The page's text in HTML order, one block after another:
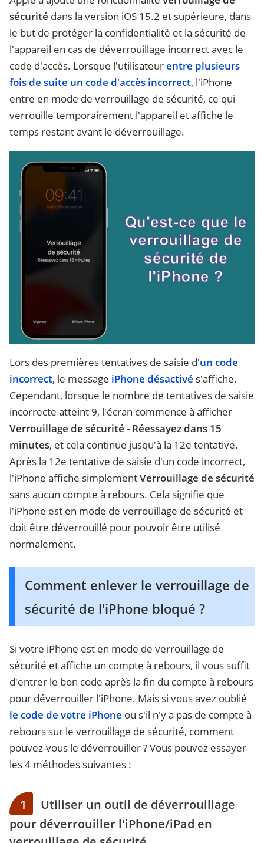
sécurité dans la version iOS 15.2 et supérieure, dans
le but de protéger la confidentialité et la sécurité de
l'appareil en cas de déverrouillage incorrect avec le
code d'accès. Lorsque l'utilisateurentre plusieurs
fois de suite un code d'accès incorrect, l'iPhone
entre en mode de verrouillage de sécurité, ce qui
verrouille temporairement l'appareil et affiche le
temps restant avant le déverrouillage.
Lors des premières tentatives de saisie d'un code
incorrect, le message iPhone désactivé s'affiche.
Cependant, lorsque le nombre de tentatives de saisie
incorrecte atteint 9, l'écran commence à afficher
Verrouillage de sécurité - Réessayez dans 15
minutes, et cela continue jusqu'à la 12e tentative.
Après la 12e tentative de saisie d'un code incorrect,
l'iPhone affiche simplementVerrouillage de sécurité
sans aucun compte à rebours. Cela signifie que
l'iPhone est en mode de verrouillage de sécurité et
doit être déverrouillé pour pouvoir être utilisé
normalement.
Comment enlever le verrouillage de
sécurité de l'iPhone bloqué ?
Si votre iPhone est en mode de verrouillage de
sécurité et affiche un compte à rebours, il vous suffit
d'entrer le bon code après la fin du compte à rebours
pour déverrouiller l'iPhone. Mais si vous avez oublié
le code de votre iPhone ou s'il n'y a pas de compte à
rebours sur le verrouillage de sécurité, comment
pouvez-vous le déverrouiller ? Vous pouvez essayer
les 4 méthodes suivantes :
1
Utiliser un outil de déverrouillage
pour déverrouiller l'iPhone/iPad en